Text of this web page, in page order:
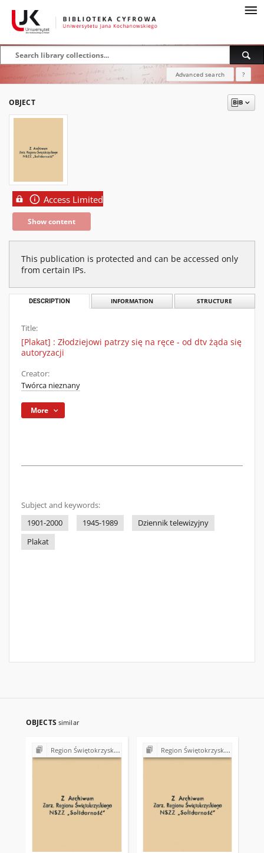
Advanced search ?
OBJECT
Access Limited
Show content
This publication is protected and can be accessed only
from certain IPs.
DESCRIPTION INFORMATION STRUCTURE
Title:
[Plakat] : Złodziejowi patrzy się na ręce - od dtv żąda się
autoryzacji
Creator:
Twórca nieznany
More
Subject and keywords:
1901-2000
1945-1989
Dziennik telewizyjny
Plakat
OBJECTS similar
Region Świętokrzyski NSZZ "Solidarność". Delegatura Starachowice Region Świętokrzyski NSZZ "Solidarność". Delegatura Starachowice